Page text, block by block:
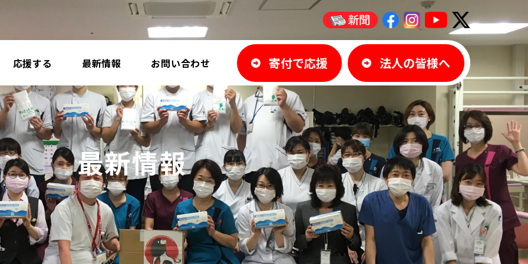
応援する 最新情報 お問い合わせ 寄付で応援 法人の皆様へ
最新情報